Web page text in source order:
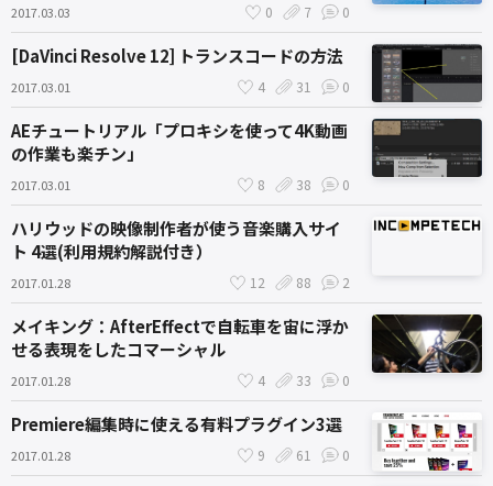
2017.03.03 0 7 0
[DaVinci Resolve 12] トランスコードの方法
2017.03.01 4 31 0
AEチュートリアル「プロキシを使って4K動画
の作業も楽チン」
2017.03.01 8 38 0
ハリウッドの映像制作者が使う音楽購入サイ
ト 4選(利用規約解説付き）
2017.01.28 12 88 2
メイキング：AfterEffectで自転車を宙に浮か
せる表現をしたコマーシャル
2017.01.28 4 33 0
Premiere編集時に使える有料プラグイン3選
2017.01.28 9 61 0